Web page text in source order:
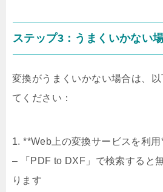
ステップ3：うまくいかない
変換がうまくいかない場合は、
てください：
1. **Web上の変換サービスを利用
– 「PDF to DXF」で検索すると
ります